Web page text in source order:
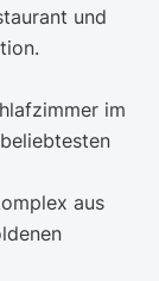
und
im
aus